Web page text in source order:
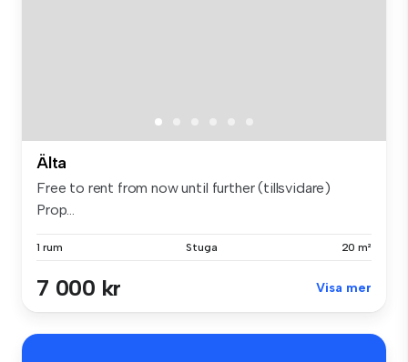
Älta
Free to rent from now until further (tillsvidare)
Prop...
1 rum Stuga 20 m²
7 000 kr Visa mer